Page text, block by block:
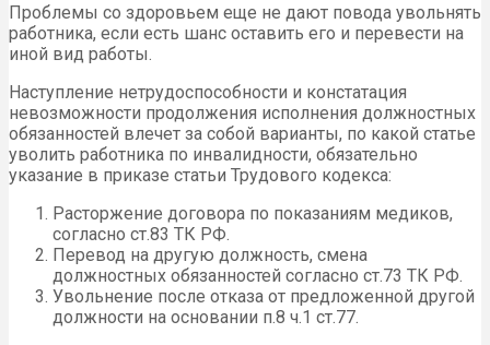
Проблемы со здоровьем еще не дают повода увольнять
работника, если есть шанс оставить его и перевести на
иной вид работы.
Наступление нетрудоспособности и констатация
невозможности продолжения исполнения должностных
обязанностей влечет за собой варианты, по какой статье
уволить работника по инвалидности, обязательно
указание в приказе статьи Трудового кодекса:
Расторжение договора по показаниям медиков,
согласно ст.83 ТК РФ.
Перевод на другую должность, смена
должностных обязанностей согласно ст.73 ТК РФ.
Увольнение после отказа от предложенной другой
должности на основании п.8 ч.1 ст.77.